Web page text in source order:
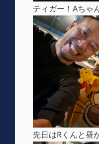
ティガー！Aちゃ
先日はRくんと昼